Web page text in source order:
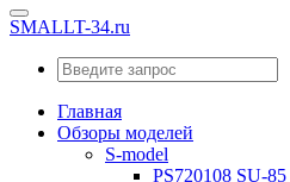
SMALLT-34.ru
Главная
Обзоры моделей
S-model
PS720108 SU-